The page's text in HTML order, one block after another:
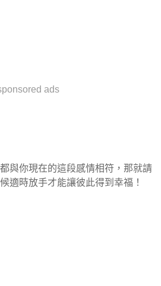
ads
與你現在的這段感情相符，那就請
適時放手才能讓彼此得到幸福！